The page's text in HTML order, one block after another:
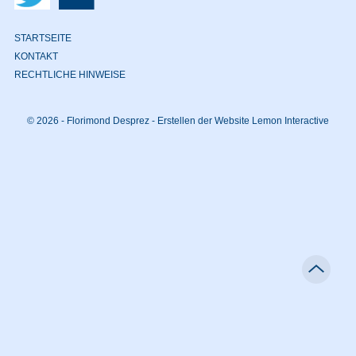
STARTSEITE
KONTAKT
RECHTLICHE HINWEISE
© 2026 - Florimond Desprez - Erstellen der Website Lemon Interactive